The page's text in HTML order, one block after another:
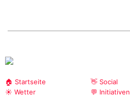
🏠 Startseite
☀️ Wetter
👋 Social
💬 Initiativen